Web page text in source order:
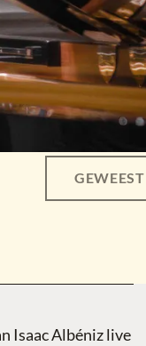
GEWEEST
Isaac Albéniz live